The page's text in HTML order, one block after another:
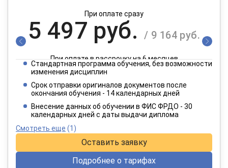
При оплате сразу
5 497 руб. / 9 164 руб.
При оплате в рассрочку на 6 месяцев
2 749 руб.
При оплате в рассрочку на 12 месяцев
Стандартная программа обучения, без возможности
изменения дисциплин
Срок отправки оригиналов документов после
окончания обучения - 14 календарных дней
Внесение данных об обучении в ФИС ФРДО - 30
календарных дней с даты выдачи диплома
Смотреть еще (1)
Оставить заявку
Подробнее о тарифах